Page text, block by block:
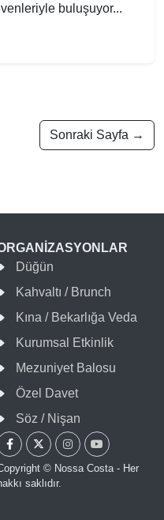
buluşuyor...
Sonraki Sayfa →
Düğün
Kahvaltı / Brunch
Kına / Bekarlığa Veda
Kurumsal Etkinlik
Mezuniyet Balosu
Özel Davet
Söz / Nişan
© Nossa Costa - Her
saklıdır.